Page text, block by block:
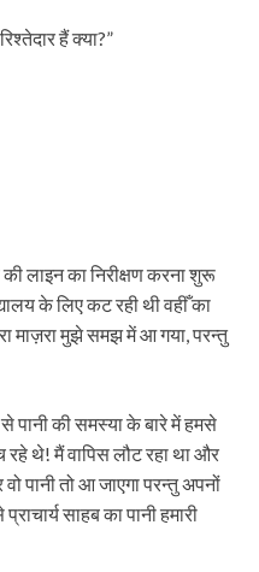
हैं क्या?”
लाइन का निरीक्षण करना शुरू
के लिए कट रही थी वहीँ का
माज़रा मुझे समझ में आ गया, परन्तु
पानी की समस्या के बारे में हमसे
रहे थे! मैं वापिस लौट रहा था और
पानी तो आ जाएगा परन्तु अपनों
साहब का पानी हमारी